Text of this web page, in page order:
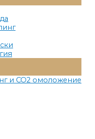
Меню
Меню
и СО2 омоложение